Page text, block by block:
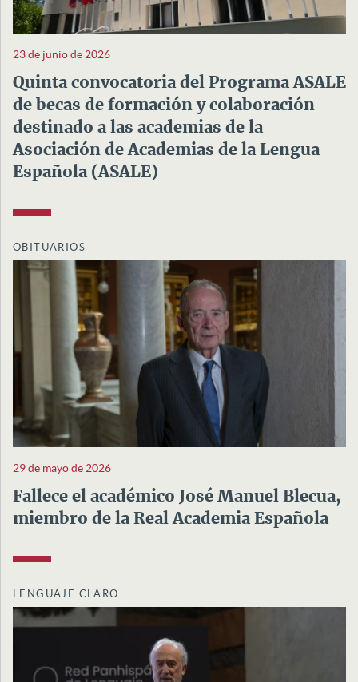
23 de junio de 2026
Quinta convocatoria del Programa ASALE
de becas de formación y colaboración
destinado a las academias de la
Asociación de Academias de la Lengua
Española (ASALE)
OBITUARIOS
29 de mayo de 2026
Fallece el académico José Manuel Blecua,
miembro de la Real Academia Española
LENGUAJE CLARO